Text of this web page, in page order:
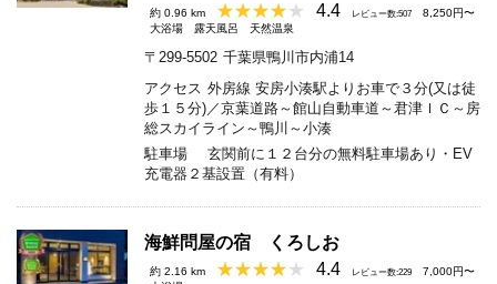
約 0.96 km 4.4 レビュー数:507
8,250円〜
大浴場
露天風呂 天然温泉
〒299-5502 千葉県鴨川市内浦14
アクセス 外房線 安房小湊駅よりお車で３分(又は徒
歩１５分)／京葉道路～館山自動車道～君津ＩＣ～房
総スカイライン～鴨川～小湊
駐車場
玄関前に１２台分の無料駐車場あり・EV
充電器２基設置（有料）
海鮮問屋の宿 くろしお
約 2.16 km 4.4 レビュー数:229
7,000円〜